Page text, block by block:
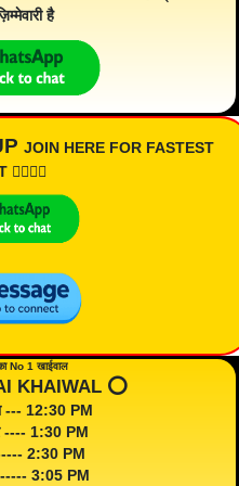
है
JOIN HERE FOR FASTEST
No 1 खाईवाल
KHAIWAL ⭕️
--- 12:30 PM
---- 1:30 PM
2:30 PM
------ 3:05 PM